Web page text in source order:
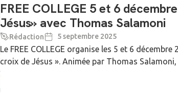
FREE COLLEGE 5 et 6
Jésus» avec Thomas Salamoni
Rédaction 5 septembre 2025
Le FREE COLLEGE organise les 5 et 6
croix de Jésus ». Animée par Thomas